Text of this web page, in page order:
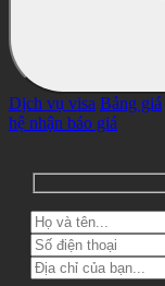
Dịch vụ visa Bảng giá
hệ nhận báo giá